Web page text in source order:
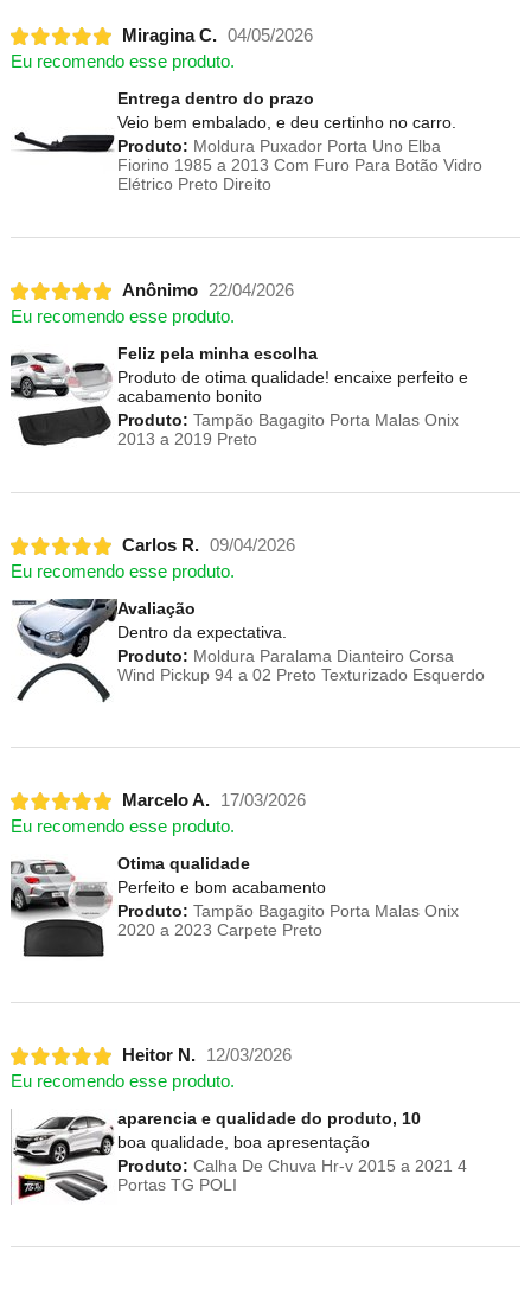
Miragina C. 04/05/2026
Eu recomendo esse produto.
Entrega dentro do prazo
Veio bem embalado, e deu certinho no carro.
Produto: Moldura Puxador Porta Uno Elba
Fiorino 1985 a 2013 Com Furo Para Botão Vidro
Elétrico Preto Direito
Anônimo 22/04/2026
Eu recomendo esse produto.
Feliz pela minha escolha
Produto de otima qualidade! encaixe perfeito e
acabamento bonito
Produto: Tampão Bagagito Porta Malas Onix
2013 a 2019 Preto
Carlos R. 09/04/2026
Eu recomendo esse produto.
Avaliação
Dentro da expectativa.
Produto: Moldura Paralama Dianteiro Corsa
Wind Pickup 94 a 02 Preto Texturizado Esquerdo
Marcelo A.
17/03/2026
Eu recomendo esse produto.
Otima qualidade
Perfeito e bom acabamento
Produto: Tampão Bagagito Porta Malas Onix
2020 a 2023 Carpete Preto
Heitor N.
12/03/2026
Eu recomendo esse produto.
aparencia e qualidade do produto, 10
boa qualidade, boa apresentação
Produto: Calha De Chuva Hr-v 2015 a 2021 4
Portas TG POLI